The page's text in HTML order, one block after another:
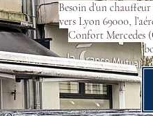
Besoin d’un
vers Lyon 69000,
Confort Mercedes